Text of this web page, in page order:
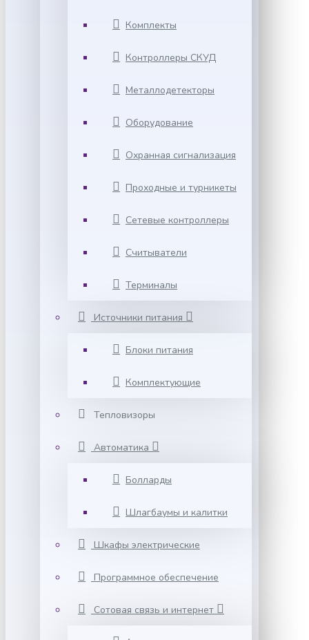
Комплекты
Контроллеры СКУД
Металлодетекторы
Оборудование
Охранная сигнализация
Проходные и турникеты
Сетевые контроллеры
Считыватели
Терминалы
Источники питания
Блоки питания
Комплектующие
Тепловизоры
Автоматика
Болларды
Шлагбаумы и калитки
Шкафы электрические
Программное обеспечение
Сотовая связь и интернет